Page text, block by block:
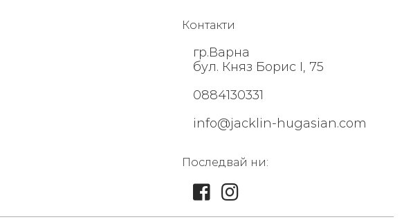
Контакти
гр.Варна
бул. Княз Борис I, 75
0884130331
info@jacklin-hugasian.com
Последвай ни: